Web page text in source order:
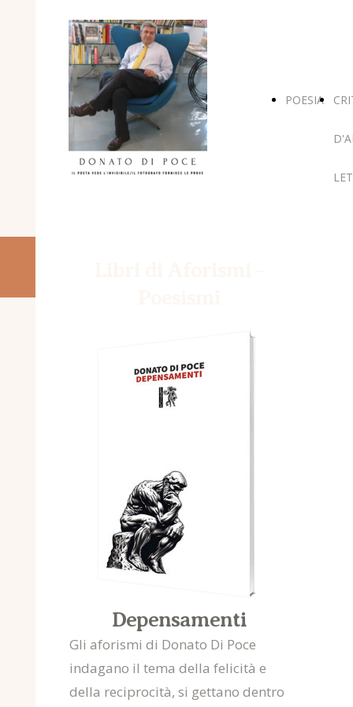
POESIA
Depensamenti
Gli aforismi di Donato Di Poce
indagano il tema della felicità e
della reciprocità, si gettano dentro